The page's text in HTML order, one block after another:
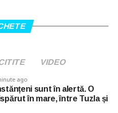
VIDEO
ago
sunt în alertă. O
în mare, între Tuzla și